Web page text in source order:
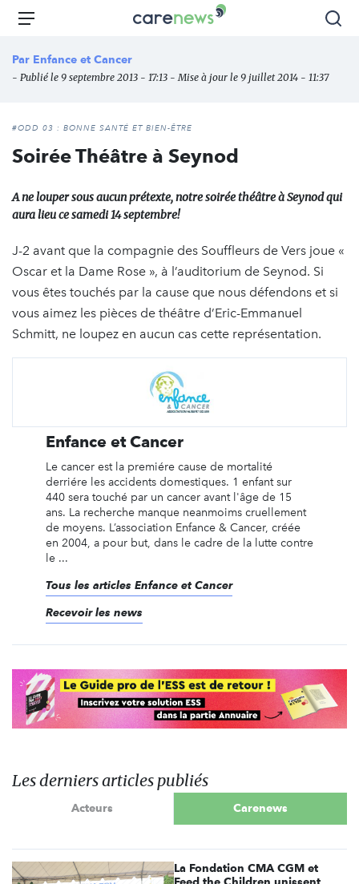
Aller
principal
Carenews,
des
l'engagement
Menu
Par Enfance et Cancer
- Publié le 9 septembre 2013 - 17:13 - Mise à jour le 9 juillet 2014 - 11:37
#ODD 03 : BONNE SANTÉ ET BIEN-ÊTRE
Soirée Théâtre à Seynod
A ne louper sous aucun prétexte, notre soirée théâtre à Seynod qui
aura lieu ce samedi 14 septembre!
J-2 avant que la compagnie des Souffleurs de Vers joue «
Oscar et la Dame Rose », à l’auditorium de Seynod. Si
vous êtes touchés par la cause que nous défendons et si
vous aimez les pièces de théâtre d’Eric-Emmanuel
Schmitt, ne loupez en aucun cas cette représentation.
Enfance et Cancer
Le cancer est la premiére cause de mortalité
derriére les accidents domestiques. 1 enfant sur
440 sera touché par un cancer avant l'âge de 15
ans. La recherche manque neanmoims cruellement
de moyens. L’association Enfance & Cancer, créée
en 2004, a pour but, dans le cadre de la lutte contre
le ...
Tous les articles Enfance et Cancer
Recevoir les news
Les derniers articles publiés
Acteurs Carenews
La Fondation CMA CGM et
Feed the Children unissent